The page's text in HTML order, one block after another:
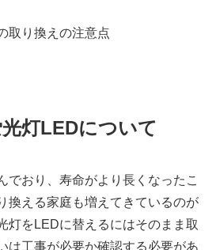
取り換えの注意点
灯LEDについて
でおり、寿命がより長くなったこ
換える家庭も増えてきているのが
灯をLEDに替えるにはそのまま取
は工事が必要か確認する必要があ